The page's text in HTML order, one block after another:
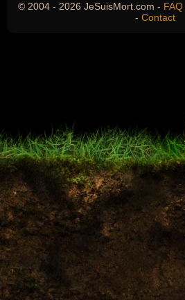
© 2004 - 2026 JeSuisMort.com - FAQ
- Contact